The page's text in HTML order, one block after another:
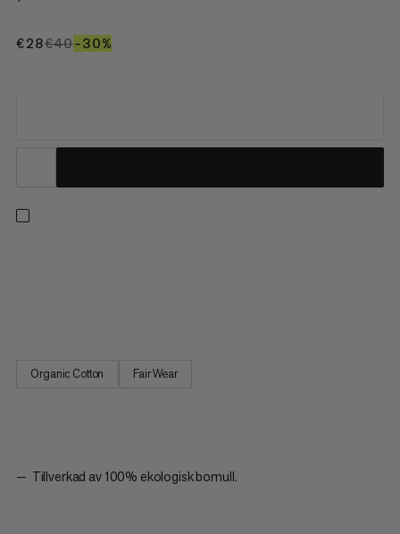
€28€28
€40€40
–30%
Organic Cotton Fair Wear
Tillverkad av 100% ekologisk bomull.